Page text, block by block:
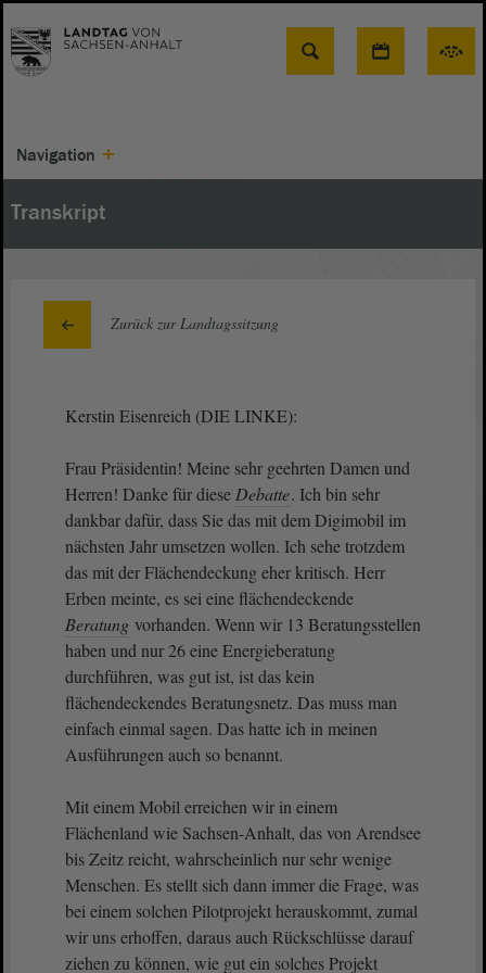
Suche
Navigation
Transkript
Zurück zur Landtagssitzung
Kerstin Eisenreich (DIE LINKE):
Frau Präsidentin! Meine sehr geehrten Damen und
Herren! Danke für diese Debatte. Ich bin sehr
dankbar dafür, dass Sie das mit dem Digimobil im
nächsten Jahr umsetzen wollen. Ich sehe trotzdem
das mit der Flächendeckung eher kritisch. Herr
Erben meinte, es sei eine flächendeckende
Beratung vorhanden. Wenn wir 13 Beratungsstellen
haben und nur 26 eine Energieberatung
durchführen, was gut ist, ist das kein
flächendeckendes Beratungsnetz. Das muss man
einfach einmal sagen. Das hatte ich in meinen
Ausführungen auch so benannt.
Mit einem Mobil erreichen wir in einem
Flächenland wie Sachsen-Anhalt, das von Arendsee
bis Zeitz reicht, wahrscheinlich nur sehr wenige
Menschen. Es stellt sich dann immer die Frage, was
bei einem solchen Pilotprojekt herauskommt, zumal
wir uns erhoffen, daraus auch Rückschlüsse darauf
ziehen zu können, wie gut ein solches Projekt